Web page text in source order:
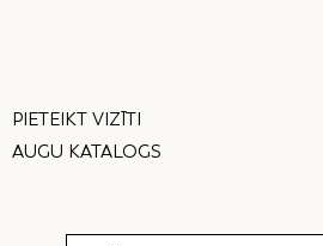
AUGU KATALOGS
PIETEIKT VIZĪTI